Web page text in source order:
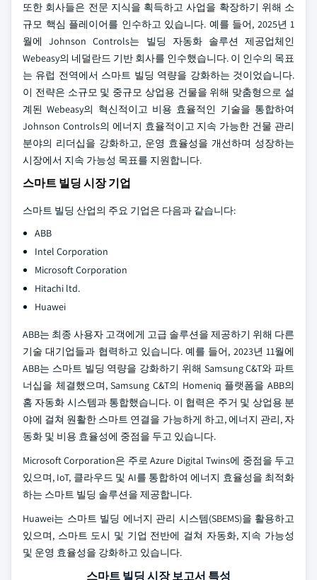
또한 회사들은 전문 지식을 획득하고 사업을 확장하기 위해 소
규모 핵심 플레이어를 인수하고 있습니다. 예를 들어, 2025년 1
월에 Johnson Controls는 빌딩 자동화 솔루션 제공업체인
Webeasy의 네덜란드 기반 회사를 인수했습니다. 이 인수의 목표
는 유럽 전역에서 스마트 빌딩 역량을 강화하는 것이었습니다.
이 전략은 소규모 및 중규모 상업용 건물을 위해 맞춤형으로 설
계된 Webeasy의 혁신적이고 비용 효율적인 기술을 통합하여
Johnson Controls의 에너지 효율적이고 지속 가능한 건물 관리
분야의 리더십을 강화하고, 운영 효율성을 개선하며 성장하는
시장에서 지속 가능성 목표를 지원합니다.
스마트 빌딩 시장 기업
스마트 빌딩 산업의 주요 기업은 다음과 같습니다:
ABB
Intel Corporation
Microsoft Corporation
Hitachi ltd.
Huawei
ABB는 최종 사용자 고객에게 고급 솔루션을 제공하기 위해 다른
기술 대기업들과 협력하고 있습니다. 예를 들어, 2023년 11월에
ABB는 스마트 빌딩 역량을 강화하기 위해 Samsung C&T와 파트
너십을 체결했으며, Samsung C&T의 Homeniq 플랫폼을 ABB의
홈 자동화 시스템과 통합했습니다. 이 협력은 주거 및 상업용 분
야에 걸쳐 원활한 스마트 연결을 가능하게 하고, 에너지 관리, 자
동화 및 비용 효율성에 중점을 두고 있습니다.
Microsoft Corporation은 주로 Azure Digital Twins에 중점을 두고
있으며, IoT, 클라우드 및 AI를 통합하여 에너지 효율성을 최적화
하는 스마트 빌딩 솔루션을 제공합니다.
Huawei는 스마트 빌딩 에너지 관리 시스템(SBEMS)을 활용하고
있으며, 스마트 도시 및 기업 전반에 걸쳐 자동화, 지속 가능성
및 운영 효율성을 강화하고 있습니다.
스마트 빌딩 시장 보고서 특성